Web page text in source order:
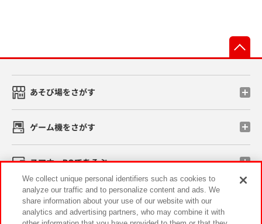
あそび場をさがす
ゲーム機をさがす
スマホ・PCであそぶ
イベント・キャンペーン
We collect unique personal identifiers such as cookies to
analyze our traffic and to personalize content and ads. We
share information about your use of our website with our
analytics and advertising partners, who may combine it with